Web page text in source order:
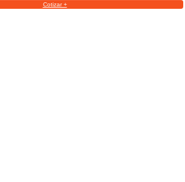
Cotizar +